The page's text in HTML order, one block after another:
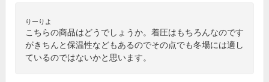
りーりよ
こちらの商品はどうでしょうか。着圧はもちろんなのです
がきちんと保温性などもあるのでその点でも冬場には適し
ているのではないかと思います。